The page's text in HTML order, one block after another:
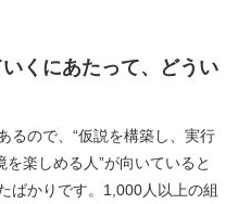
くにあたって、どうい
るので、“仮説を構築し、実行
を楽しめる人”が向いていると
ばかりです。1,000人以上の組